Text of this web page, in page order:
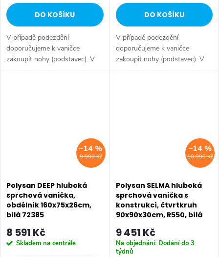
DO KOŠÍKU
V případě podezdění
doporučujeme k vaničce
zakoupit nohy (podstavec). V
případě instalace s obkladovým
DO KOŠÍKU
V případě podezdění
doporučujeme k vaničce
zakoupit nohy (podstavec). V
případě instalace s obkladovým
9 990 Kč
–14 %
Polysan DEEP hluboká
sprchová vanička,
obdélník 160x75x26cm,
bílá 72385
8 591 Kč
Skladem na centrále
10 990 Kč
–14 %
Polysan SELMA hluboká
sprchová vanička s
konstrukcí, čtvrtkruh
90x90x30cm, R550, bílá
9 451 Kč
Na objednání: Dodání do 3
týdnů